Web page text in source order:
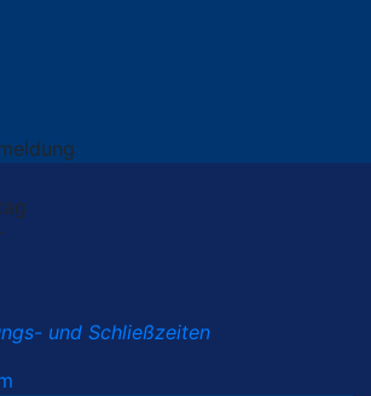
und Schließzeiten